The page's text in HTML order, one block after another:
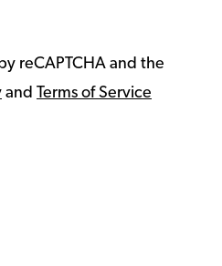
reCAPTCHA and the
and Terms of Service